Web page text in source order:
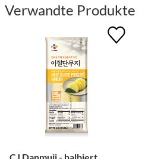
Verwandte Produkte